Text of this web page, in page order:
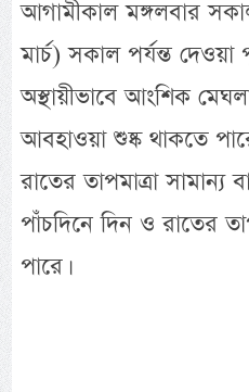
আগামীকাল মঙ্গলবার
মার্চ) সকাল পর্যন্ত দেওয়া
অস্থায়ীভাবে আংশিক
আবহাওয়া শুষ্ক থাকতে
রাতের তাপমাত্রা সামান্য
পাঁচদিনে দিন ও রাতের
পারে।